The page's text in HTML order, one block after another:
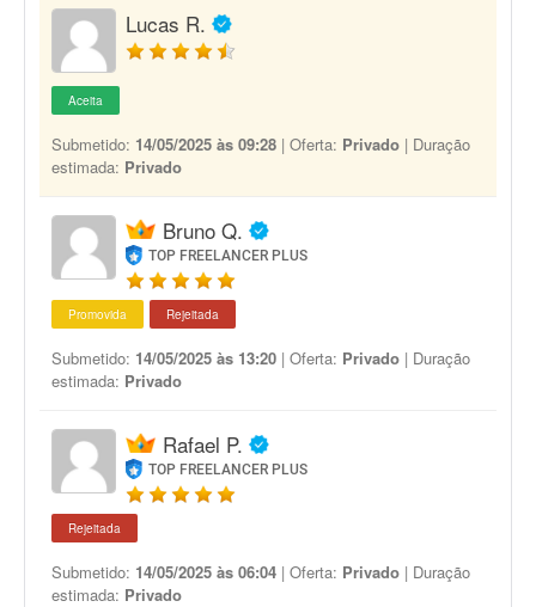
Lucas R.
Aceita
Submetido: 14/05/2025 às 09:28 | Oferta: Privado | Duração
estimada: Privado
Bruno Q.
TOP FREELANCER PLUS
Promovida Rejeitada
Submetido: 14/05/2025 às 13:20 | Oferta: Privado | Duração
estimada: Privado
Rafael P.
TOP FREELANCER PLUS
Rejeitada
Submetido: 14/05/2025 às 06:04 | Oferta: Privado | Duração
estimada: Privado